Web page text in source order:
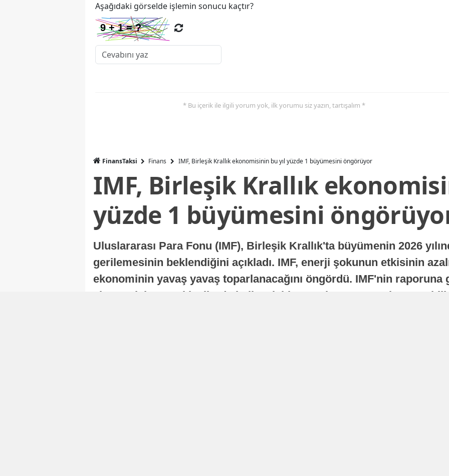
Aşağıdaki görselde işlemin sonucu kaçtır?
* Bu içerik ile ilgili yorum yok, ilk yorumu siz yazın, tartışalım *
FinansTaksi Finans IMF, Birleşik Krallık ekonomisinin bu yıl yüzde 1 büyümesini öngörüyor
IMF, Birleşik Krallık
yüzde 1 büyümesini
Uluslararası Para Fonu (IMF), Birleşik Krallık'ta büyümenin 2026
gerilemesinin beklendiğini açıkladı. IMF, enerji şokunun etkisinin
ekonominin yavaş yavaş toparlanacağını öngördü. IMF'nin raporuna
ekonomisi, sonraki yıllarda istikrarlı bir toparlanma süreci